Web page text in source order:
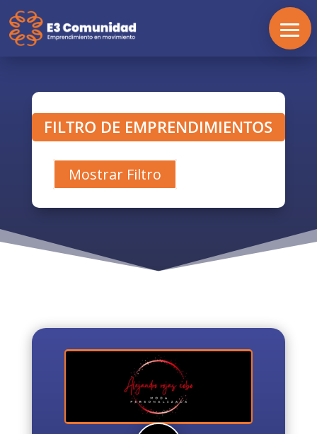
REGISTRO
FILTRO DE EMPRENDIMIENTOS
Mostrar Filtro